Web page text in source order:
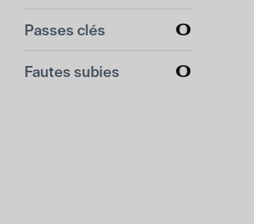
Passes clés 0
Fautes subies 0